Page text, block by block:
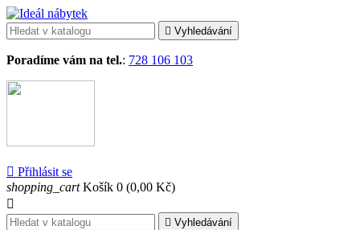
 Vyhledávání
Poradíme vám na tel.: 728 106 103
 Přihlásit se
shopping_cart Košík 0 (0,00 Kč)

 Vyhledávání